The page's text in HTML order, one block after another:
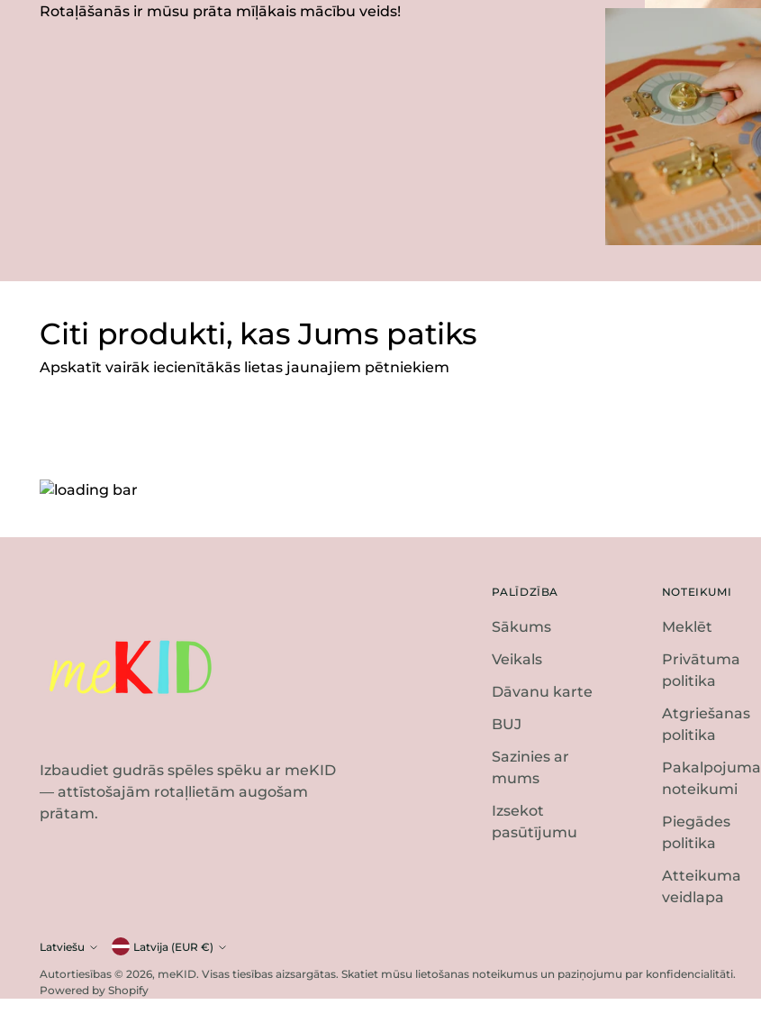
Rotaļāšanās ir mūsu prāta mīļākais mācību veids!
Citi produkti, kas Jums patiks
Apskatīt vairāk iecienītākās lietas jaunajiem pētniekiem
Izbaudiet gudrās spēles spēku ar meKID
— attīstošajām rotaļlietām augošam
prātam.
PALĪDZĪBA
Sākums
Veikals
Dāvanu karte
BUJ
Sazinies ar
mums
Izsekot
pasūtījumu
NOTEIKUMI
Meklēt
Privātuma
politika
Atgriešanas
politika
Pakalpojuma
noteikumi
Piegādes
politika
Atteikuma
veidlapa
Valoda
Latviešu Valūta Latvija (EUR €)
Autortiesības © 2026, meKID. Visas tiesības aizsargātas. Skatiet mūsu lietošanas noteikumus un paziņojumu par konfidencialitāti.
Powered by Shopify